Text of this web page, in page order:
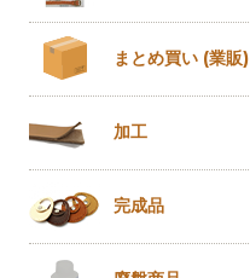
まとめ買い (業販)
加工
完成品